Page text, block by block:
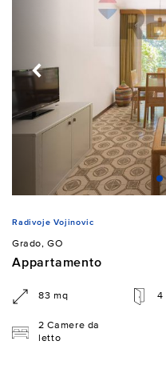
Radivoje Vojinovic
Grado, GO
Appartamento
83 mq 4
2 Camere da
letto